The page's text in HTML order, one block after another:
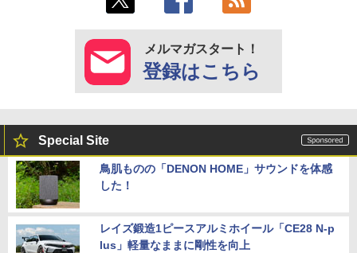
メルマガスタート！
登録はこちら
Special Site
鳥肌ものの「DENON HOME」サウンドを体感
した！
レイズ鍛造1ピースアルミホイール「CE28 N-p
lus」軽量なままに剛性を向上